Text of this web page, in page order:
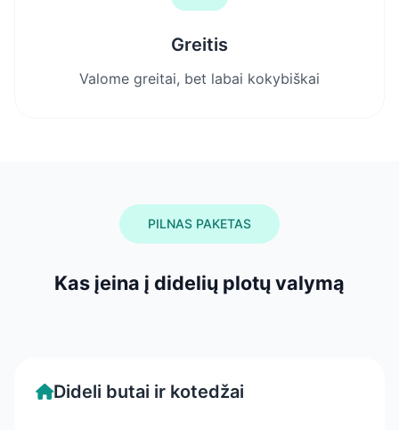
Greitis
Valome greitai, bet labai kokybiškai
PILNAS PAKETAS
Kas įeina į didelių plotų valymą
Dideli butai ir kotedžai